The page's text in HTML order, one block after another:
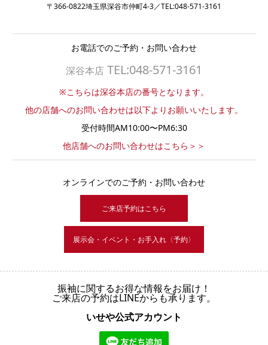
〒366-0822埼玉県深谷市仲町4-3／TEL:048-571-3161
お電話でのご予約・お問い合わせ
深谷本店 TEL:048-571-3161
※こちらは深谷本店の番号となります。
他の店舗へのお問い合わせは以下よりお願いいたします。
受付時間AM10:00〜PM6:30
他店舗へのお問い合わせはこちら＞＞
オンラインでのご予約・お問い合わせ
ご来店予約はこちら
展示会・イベント・お手入れ〈予約〉
振袖に関するお得な情報をお届け！
ご来店の予約はLINEからも承ります。
いせや公式アカウント